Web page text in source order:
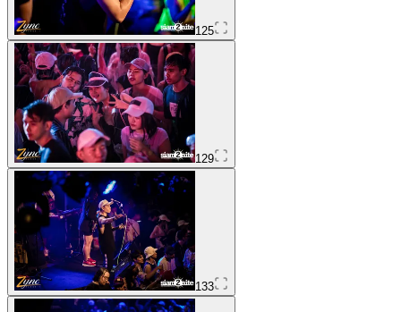
125
129
133